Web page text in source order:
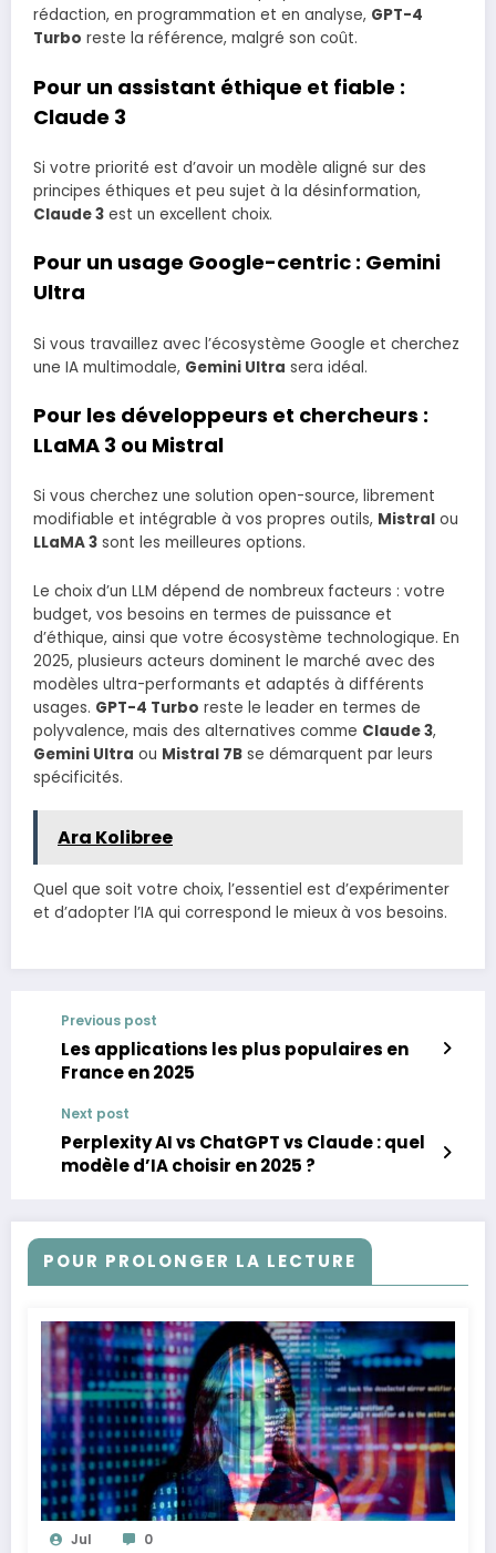
rédaction, en programmation et en analyse, GPT-4
Turbo reste la référence, malgré son coût.
Pour un assistant éthique et fiable :
Claude 3
Si votre priorité est d’avoir un modèle aligné sur des
principes éthiques et peu sujet à la désinformation,
Claude 3 est un excellent choix.
Pour un usage Google-centric : Gemini
Ultra
Si vous travaillez avec l’écosystème Google et cherchez
une IA multimodale, Gemini Ultra sera idéal.
Pour les développeurs et chercheurs :
LLaMA 3 ou Mistral
Si vous cherchez une solution open-source, librement
modifiable et intégrable à vos propres outils, Mistral ou
LLaMA 3 sont les meilleures options.
Le choix d’un LLM dépend de nombreux facteurs : votre
budget, vos besoins en termes de puissance et
d’éthique, ainsi que votre écosystème technologique. En
2025, plusieurs acteurs dominent le marché avec des
modèles ultra-performants et adaptés à différents
usages. GPT-4 Turbo reste le leader en termes de
polyvalence, mais des alternatives comme Claude 3,
Gemini Ultra ou Mistral 7B se démarquent par leurs
spécificités.
Ara Kolibree
Quel que soit votre choix, l’essentiel est d’expérimenter
et d’adopter l’IA qui correspond le mieux à vos besoins.
Previous post
Les applications les plus populaires en
France en 2025
Next post
Perplexity AI vs ChatGPT vs Claude : quel
modèle d’IA choisir en 2025 ?
POUR PROLONGER LA LECTURE
Jul 0